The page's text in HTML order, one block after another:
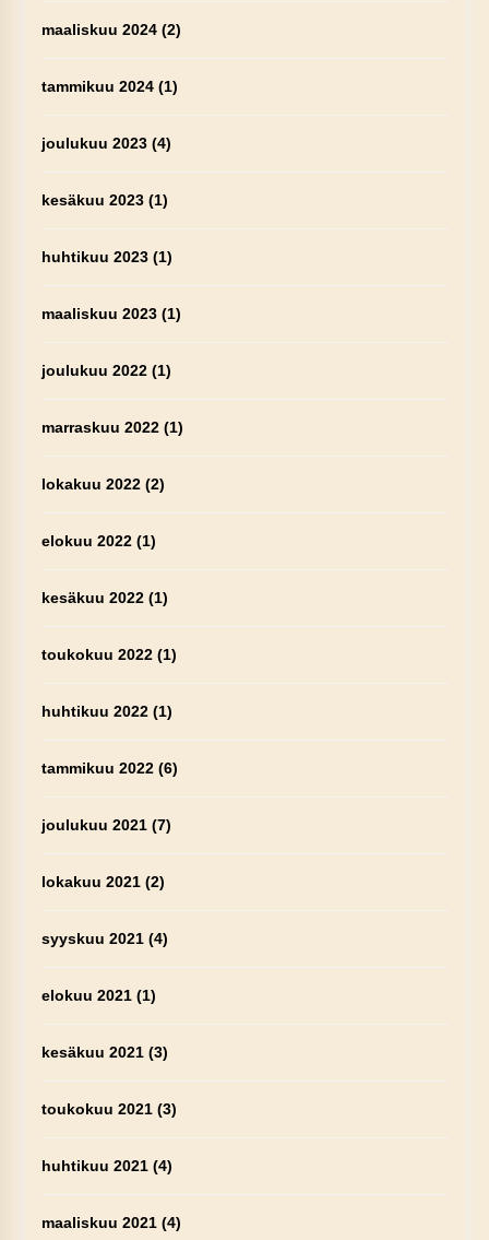
maaliskuu 2024(2)
tammikuu 2024(1)
joulukuu 2023(4)
kesäkuu 2023(1)
huhtikuu 2023(1)
maaliskuu 2023(1)
joulukuu 2022(1)
marraskuu 2022(1)
lokakuu 2022(2)
elokuu 2022(1)
kesäkuu 2022(1)
toukokuu 2022(1)
huhtikuu 2022(1)
tammikuu 2022(6)
joulukuu 2021(7)
lokakuu 2021(2)
syyskuu 2021(4)
elokuu 2021(1)
kesäkuu 2021(3)
toukokuu 2021(3)
huhtikuu 2021(4)
maaliskuu 2021(4)